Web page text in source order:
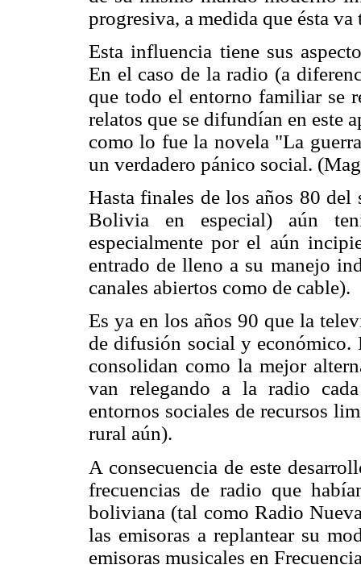
progresiva, a medida que ésta
Esta influencia tiene sus
En el caso de la radio (a
que todo el entorno familiar se
relatos que se difundían en este
como lo fue la novela "La
un verdadero pánico social.
Hasta finales de los años 80
Bolivia en especial) aún
especialmente por el aún
entrado de lleno a su manejo
canales abiertos como de cable).
Es ya en los años 90 que la
de difusión social y económico.
consolidan como la mejor
van relegando a la radio
entornos sociales de recursos
rural aún).
A consecuencia de este
frecuencias de radio que
boliviana (tal como Radio
las emisoras a replantear su
emisoras musicales en